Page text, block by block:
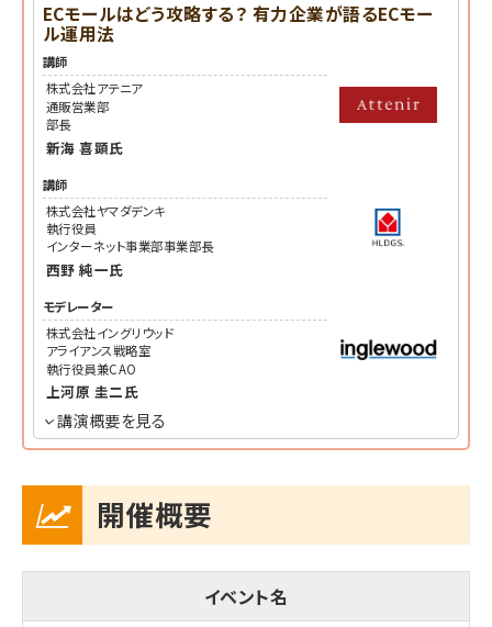
ECモールはどう攻略する？ 有力企業が語るECモー
ル運用法
講師
株式会社アテニア
通販営業部
部長
新海 喜顕氏
講師
株式会社ヤマダデンキ
執行役員
インターネット事業部事業部長
西野 純一氏
モデレーター
株式会社イングリウッド
アライアンス戦略室
執行役員兼CAO
上河原 圭二氏
講演概要を見る
開催概要
イベント名